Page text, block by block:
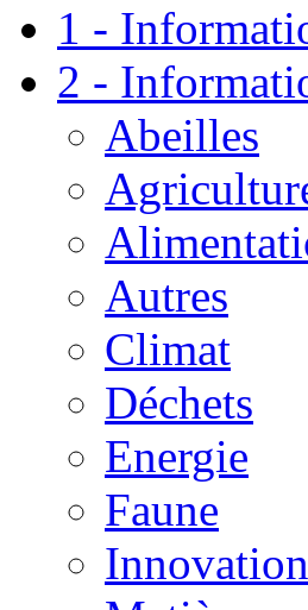
1 -
2 -
Abeilles
Autres
Climat
Déchets
Energie
Faune